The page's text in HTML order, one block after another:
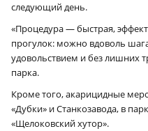
следующий день.
«Процедура — быстрая,
прогулок: можно вдоволь
удовольствием и без лишних
парка.
Кроме того, акарицидные
«Дубки» и Станкозавода, в
«Щелоковский хутор».